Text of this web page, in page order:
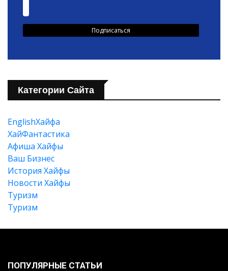
Категории Сайта
EnglishХайфа
XайФантастика
Афиша Хайфы
Ваш Бизнес
История Хайфы
Новости Хайфы
Туризм
Туризм
ПОПУЛЯРНЫЕ СТАТЬИ